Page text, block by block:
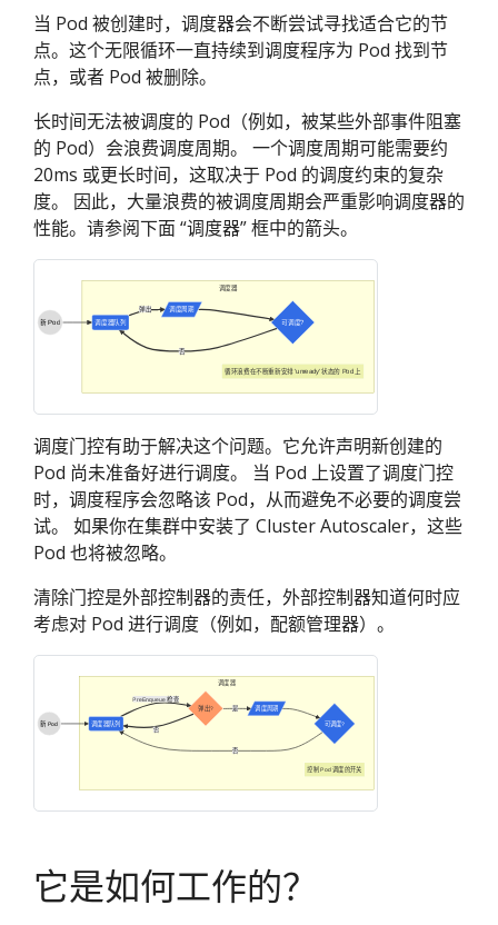
当 Pod 被创建时，调度器会不断尝试寻找适合它的节
点。这个无限循环一直持续到调度程序为 Pod 找到节
点，或者 Pod 被删除。
长时间无法被调度的 Pod（例如，被某些外部事件阻塞
的 Pod）会浪费调度周期。 一个调度周期可能需要约
20ms 或更长时间，这取决于 Pod 的调度约束的复杂
度。 因此，大量浪费的被调度周期会严重影响调度器的
性能。请参阅下面 “调度器” 框中的箭头。
调度器
弹出
否
调度器队列
调度周期
可调度?
循环浪费在不断重新安排 'unready' 状态的 Pod 上
新 Pod
调度门控有助于解决这个问题。它允许声明新创建的
Pod 尚未准备好进行调度。 当 Pod 上设置了调度门控
时，调度程序会忽略该 Pod，从而避免不必要的调度尝
试。 如果你在集群中安装了 Cluster Autoscaler，这些
Pod 也将被忽略。
清除门控是外部控制器的责任，外部控制器知道何时应
考虑对 Pod 进行调度（例如，配额管理器）。
调度器
PreEnqueue 检查
是
否
否
调度器队列
调度周期
可调度?
弹出?
控制 Pod 调度的开关
新 Pod
它是如何工作的？